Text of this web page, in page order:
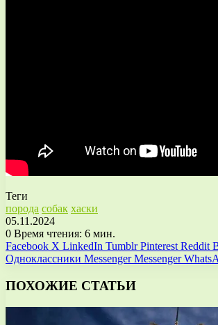
Теги
порода собак хаски
05.11.2024
0 Время чтения: 6 мин.
Facebook X LinkedIn Tumblr Pinterest Reddit
Одноклассники Messenger Messenger
ПОХОЖИЕ СТАТЬИ